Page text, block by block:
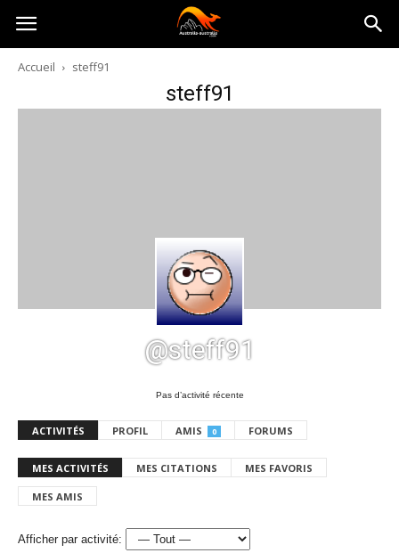
Australia-
australie.com
Accueil steff91
steff91
@steff91
Pas d’activité récente
ACTIVITÉS PROFIL AMIS 0 FORUMS
MES ACTIVITÉS MES CITATIONS MES FAVORIS
MES AMIS
Afficher par activité: